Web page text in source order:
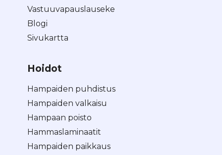
Vastuuvapauslauseke
Blogi
Sivukartta
Hoidot
Hampaiden puhdistus
Hampaiden valkaisu
Hampaan poisto
Hammaslaminaatit
Hampaiden paikkaus